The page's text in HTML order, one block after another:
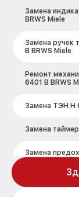
Замена
BRWS Miele
Замена ручек
B BRWS Miele
Ремонт
6401 B BRWS
Замена ТЭН H
Замена
Замена